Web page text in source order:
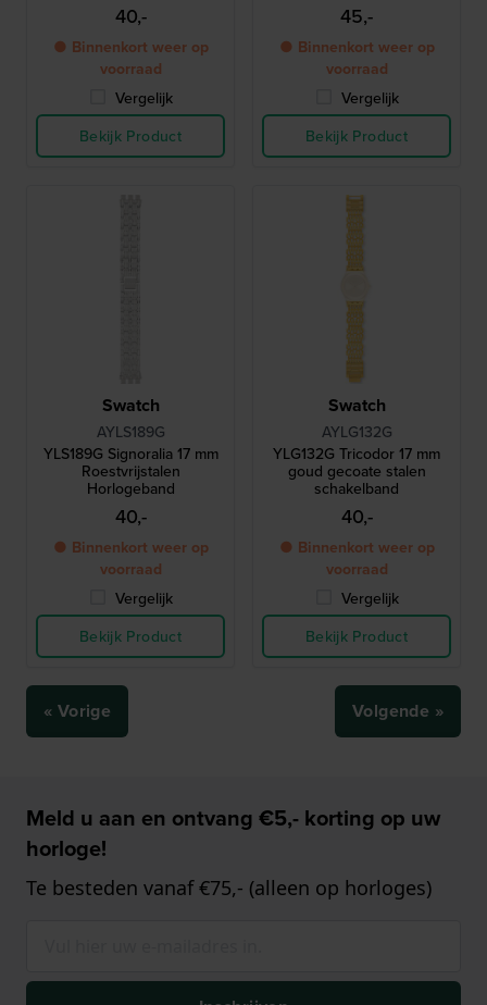
40,-
● Binnenkort weer op
voorraad
Vergelijk
Bekijk Product
45,-
● Binnenkort weer op
voorraad
Vergelijk
Bekijk Product
Swatch
AYLS189G
YLS189G Signoralia 17 mm
Roestvrijstalen
Horlogeband
40,-
● Binnenkort weer op
voorraad
Vergelijk
Bekijk Product
Swatch
AYLG132G
YLG132G Tricodor 17 mm
goud gecoate stalen
schakelband
40,-
● Binnenkort weer op
voorraad
Vergelijk
Bekijk Product
« Vorige Volgende »
Meld u aan en ontvang €5,- korting op uw
horloge!
Te besteden vanaf €75,- (alleen op horloges)